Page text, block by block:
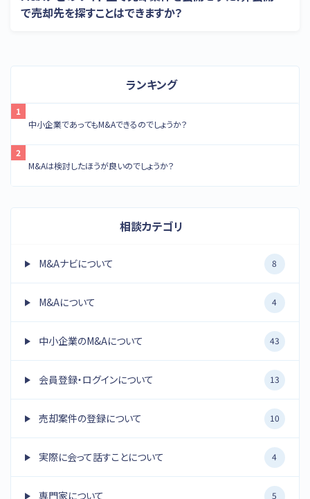
で売却先を探すことはできますか？
ランキング
中小企業であってもM&Aできるのでしょうか？
M&Aは検討したほうが良いのでしょうか？
相談カテゴリ
M&Aナビについて 8
M&Aについて 4
中小企業のM&Aについて 43
会員登録・ログインについて 13
売却案件の登録について 10
実際に会って話すことについて 4
専門家について 5